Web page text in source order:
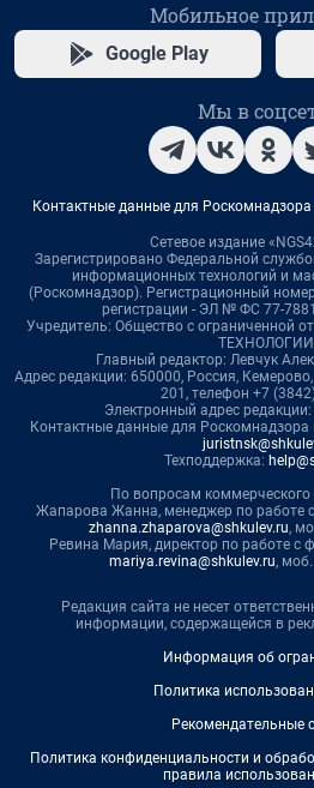
Мобильное
Google Play
Мы в
Контактные данные для Роскомнадзора
Сетевое издание
Зарегистрировано Федеральной
информационных технологий и
(Роскомнадзор). Регистрационный
регистрации - ЭЛ № ФС 77-
Учредитель: Общество с ограниченной
Главный редактор: Левчук
Адрес редакции: 650000, Россия,
201, телефон +7
Электронный адрес редакции:
Контактные данные для Роскомнадзора
Техподдержка:
По вопросам коммерческого
Жапарова Жанна, менеджер по работе
zhanna.zhaparova@shkulev.ru,
Ревина Мария, директор по работе с
mariya.revina@shkulev.ru,
Редакция сайта не несет
информации, содержащейся в
Информация об
Политика
Рекомендательные
Политика конфиденциальности и
правила